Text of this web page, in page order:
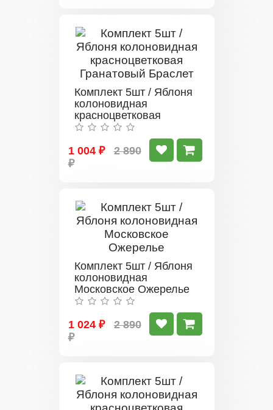
Комплект 5шт / Яблоня
колоновидная
красноцветковая
Гранатовый Браслет
1 004 ₽
2 890
₽
Комплект 5шт / Яблоня
колоновидная
Московское Ожерелье
1 024 ₽
2 890
₽